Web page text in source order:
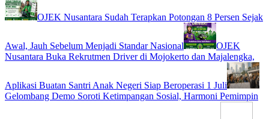
OJEK Nusantara Sudah Terapkan Potongan 8 Persen Sejak
Awal, Jauh Sebelum Menjadi Standar Nasional
OJEK
Nusantara Buka Rekrutmen Driver di Mojokerto dan Majalengka,
Aplikasi Buatan Santri Anak Negeri Siap Beroperasi 1 Juli
Gelombang Demo Soroti Ketimpangan Sosial, Harmoni Pemimpin